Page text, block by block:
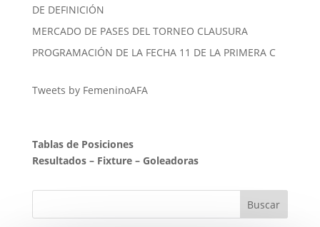
DE DEFINICIÓN
MERCADO DE PASES DEL TORNEO CLAUSURA
PROGRAMACIÓN DE LA FECHA 11 DE LA PRIMERA C
Tweets by FemeninoAFA
Tablas de Posiciones
Resultados– Fixture– Goleadoras